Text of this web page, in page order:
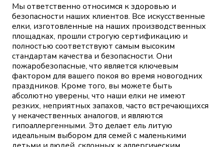
Мы ответственно относимся к здоровью и
безопасности наших клиентов. Все искусственные
елки, изготовленные на наших производственных
площадках, прошли строгую сертификацию и
полностью соответствуют самым высоким
стандартам качества и безопасности. Они
пожаробезопасные, что является ключевым
фактором для вашего покоя во время новогодних
праздников. Кроме того, вы можете быть
абсолютно уверены, что наши елки не имеют
резких, неприятных запахов, часто встречающихся
у некачественных аналогов, и являются
гипоаллергенными. Это делает ель литую
идеальным выбором для семей с маленькими